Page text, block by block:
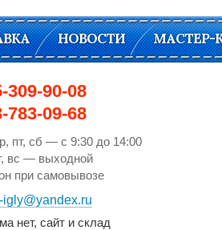
309-90-08
783-09-68
пт, cб — с 9:30 до 14:00
вс — выходной
при самовывозе
igly@yandex.ru
нет, сайт и склад
НОВОСТИ МАСТЕР-